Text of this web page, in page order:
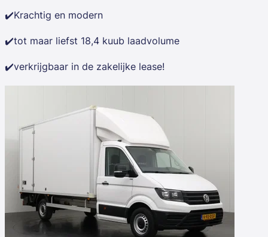
✔️Krachtig en modern
✔️tot maar liefst 18,4 kuub laadvolume
✔️verkrijgbaar in de zakelijke lease!